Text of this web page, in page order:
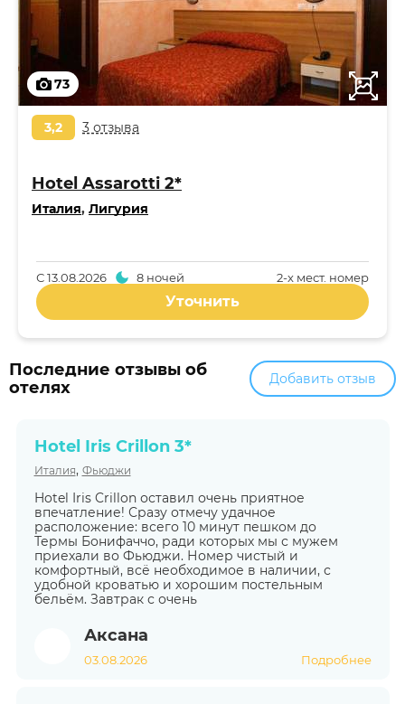
73
3,2 3 отзыва
Hotel Assarotti 2*
Италия, Лигурия
2-x мест. номер
С13.08.2026 8 ночей
Уточнить
Последние отзывы об
отелях
Добавить отзыв
Hotel Iris Crillon 3*
Италия, Фьюджи
Hotel Iris Crillon оставил очень приятное
впечатление! Сразу отмечу удачное
расположение: всего 10 минут пешком до
Термы Бонифаччо, ради которых мы с мужем
приехали во Фьюджи. Номер чистый и
комфортный, всё необходимое в наличии, с
удобной кроватью и хорошим постельным
бельём. Завтрак с очень
Аксана
03.08.2026 Подробнее